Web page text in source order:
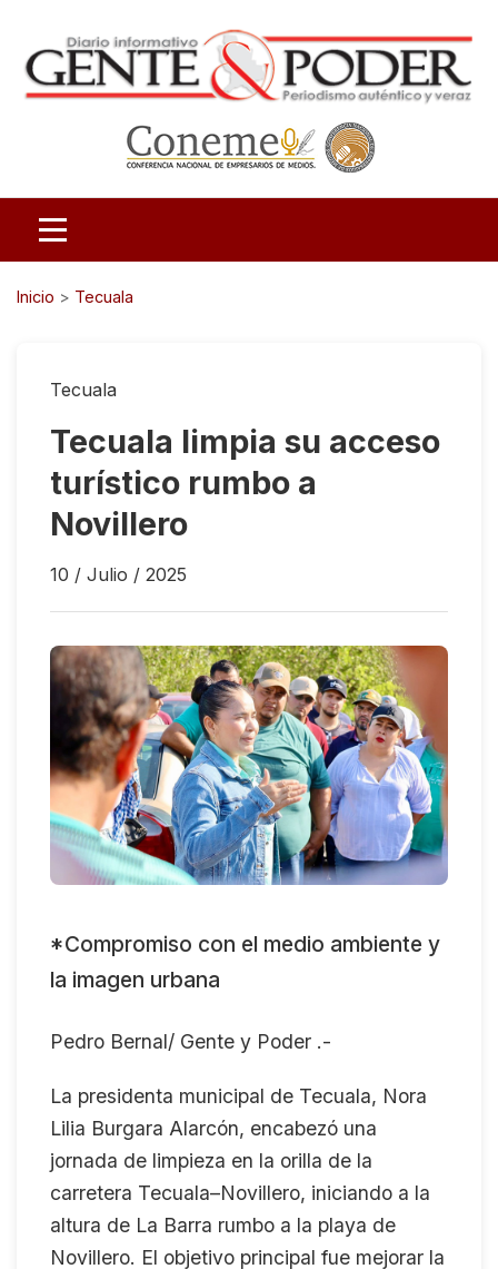
Inicio > Tecuala
Tecuala
Tecuala limpia su acceso
turístico rumbo a
Novillero
10 / Julio / 2025
*Compromiso con el medio ambiente y
la imagen urbana
Pedro Bernal/ Gente y Poder .-
La presidenta municipal de Tecuala, Nora
Lilia Burgara Alarcón, encabezó una
jornada de limpieza en la orilla de la
carretera Tecuala–Novillero, iniciando a la
altura de La Barra rumbo a la playa de
Novillero. El objetivo principal fue mejorar la